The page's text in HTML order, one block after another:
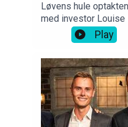
Løvens hule
med investor Louise
iværksætterhistorie -
Play